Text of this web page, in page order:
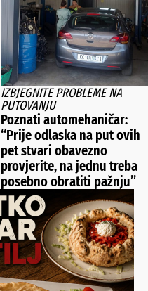
IZBJEGNITE PROBLEME NA
PUTOVANJU
Poznati automehaničar:
“Prije odlaska na put ovih
pet stvari obavezno
provjerite, na jednu treba
posebno obratiti pažnju”